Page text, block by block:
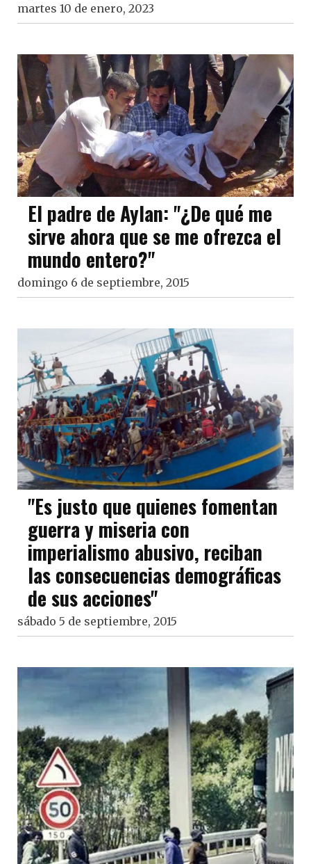
martes 10 de enero, 2023
El padre de Aylan: "¿De qué me
sirve ahora que se me ofrezca el
mundo entero?"
domingo 6 de septiembre, 2015
"Es justo que quienes fomentan
guerra y miseria con
imperialismo abusivo, reciban
las consecuencias demográficas
de sus acciones"
sábado 5 de septiembre, 2015